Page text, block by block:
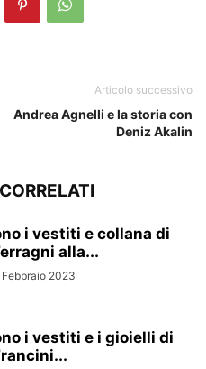
Articolo successivo
Andrea Agnelli e la storia con
Deniz Akalin
i vestiti e collana di
alla...
Febbraio 2023
i vestiti e i gioielli di